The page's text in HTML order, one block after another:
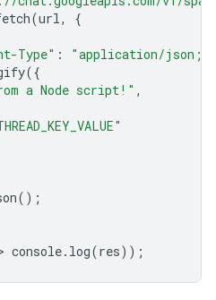
(url,
{
Type" :
"application/json;
({
a Node script!" ,
();
console. log(res));